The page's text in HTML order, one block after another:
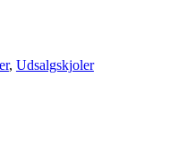
, Udsalgskjoler